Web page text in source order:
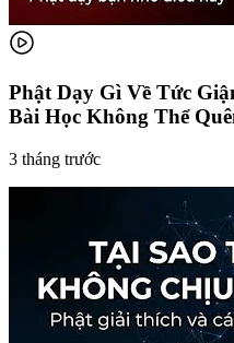
Phật Dạy Gì Về Tức
Bài Học Không Thể
3 tháng trước